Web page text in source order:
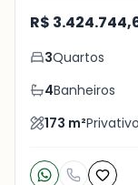
R$
3Quartos
4Banheiros
173 m²Privativo